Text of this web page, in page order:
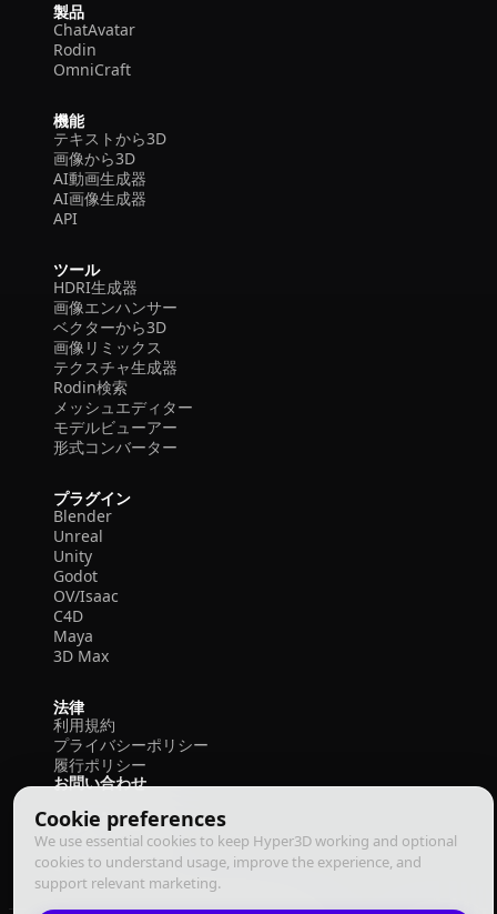
Cookie preferences
We use essential cookies to keep Hyper3D working and optional
cookies to understand usage, improve the experience, and
support relevant marketing.
製品
ChatAvatar
Rodin
OmniCraft
機能
テキストから3D
画像から3D
AI動画生成器
AI画像生成器
API
ツール
HDRI生成器
画像エンハンサー
ベクターから3D
画像リミックス
テクスチャ生成器
Rodin検索
メッシュエディター
モデルビューアー
形式コンバーター
プラグイン
Blender
Unreal
Unity
Godot
OV/Isaac
C4D
Maya
3D Max
法律
利用規約
プライバシーポリシー
履行ポリシー
お問い合わせ